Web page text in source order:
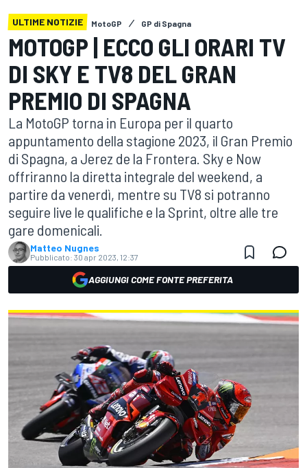
ULTIME NOTIZIE MotoGP GP di Spagna
MOTOGP | ECCO GLI ORARI TV
DI SKY E TV8 DEL GRAN
PREMIO DI SPAGNA
La MotoGP torna in Europa per il quarto
appuntamento della stagione 2023, il Gran Premio
di Spagna, a Jerez de la Frontera. Sky e Now
offriranno la diretta integrale del weekend, a
partire da venerdì, mentre su TV8 si potranno
seguire live le qualifiche e la Sprint, oltre alle tre
gare domenicali.
Matteo Nugnes
Pubblicato: 30 apr 2023, 12:37
AGGIUNGI COME FONTE PREFERITA